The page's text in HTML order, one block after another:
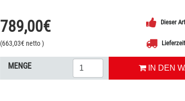
789,00€
(663,03€ netto)
Dieser
MENGE IN DEN